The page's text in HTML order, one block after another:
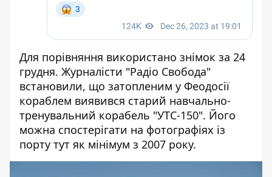
Для порівняння використано знімок за 24
грудня. Журналісти "Радіо Свобода"
встановили, що затопленим у Феодосії
кораблем виявився старий навчально-
тренувальний корабель "УТС-150". Його
можна спостерігати на фотографіях із
порту тут як мінімум з 2007 року.